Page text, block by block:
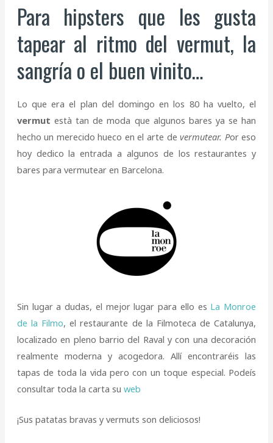
Para hipsters que les gusta
tapear al ritmo del vermut, la
sangría o el buen vinito…
Lo que era el plan del domingo en los 80 ha vuelto, el
vermut està tan de moda que algunos bares ya se han
hecho un merecido hueco en el arte devermutear. Por eso
hoy dedico la entrada a algunos de los restaurantes y
bares para vermutear en Barcelona.
Sin lugar a dudas, el mejor lugar para ello es La Monroe
de la Filmo, el restaurante de la Filmoteca de Catalunya,
localizado en pleno barrio del Raval y con una decoración
realmente moderna y acogedora. Allí encontraréis las
tapas de toda la vida pero con un toque especial. Podeís
consultar toda la carta su web
¡Sus patatas bravas y vermuts son deliciosos!